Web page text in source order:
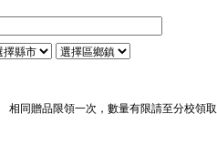
相同贈品限領一次，數量有限請至分校領取